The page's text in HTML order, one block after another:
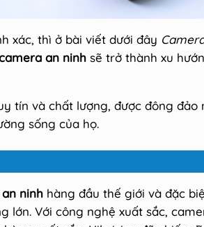
xác, thì ở bài viết dưới đây
an ninh sẽ trở thành xu
tín và chất lượng, được đông đảo
sống của họ.
ninh hàng đầu thế giới và đặc
lớn. Với công nghệ xuất sắc,